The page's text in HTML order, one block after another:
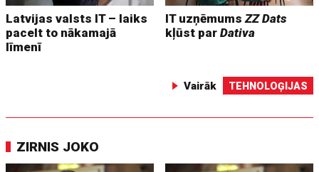
Latvijas valsts IT – laiks
pacelt to nākamajā
līmenī
IT uzņēmumsZZ Dats
kļūst parDativa
Vairāk TEHNOLOĢIJAS
ZIRNIS JOKO